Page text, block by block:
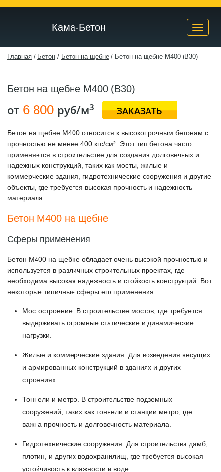
Toggle
Кама-Бетон
Главная / Бетон / Бетон на щебне / Бетон на щебне М400 (B30)
Бетон на щебне М400 (B30)
от 6 800 руб/м3 ЗАКАЗАТЬ
Бетон на щебне М400 относится к высокопрочным бетонам с
прочностью не менее 400 кгс/см². Этот тип бетона часто
применяется в строительстве для создания долговечных и
надежных конструкций, таких как мосты, жилые и
коммерческие здания, гидротехнические сооружения и другие
объекты, где требуется высокая прочность и надежность
материала.
Бетон М400 на щебне
Сферы применения
Бетон М400 на щебне обладает очень высокой прочностью и
используется в различных строительных проектах, где
необходима высокая надежность и стойкость конструкций. Вот
некоторые типичные сферы его применения:
Мостостроение . В строительстве мостов, где требуется
выдерживать огромные статические и динамические
нагрузки.
Жилые и коммерческие здания . Для возведения несущих
и армированных конструкций в зданиях и других
строениях.
Тоннели и метро . В строительстве подземных
сооружений, таких как тоннели и станции метро, где
важна прочность и долговечность материала.
Гидротехнические сооружения . Для строительства дамб,
плотин, и других водохранилищ, где требуется высокая
устойчивость к влажности и воде.